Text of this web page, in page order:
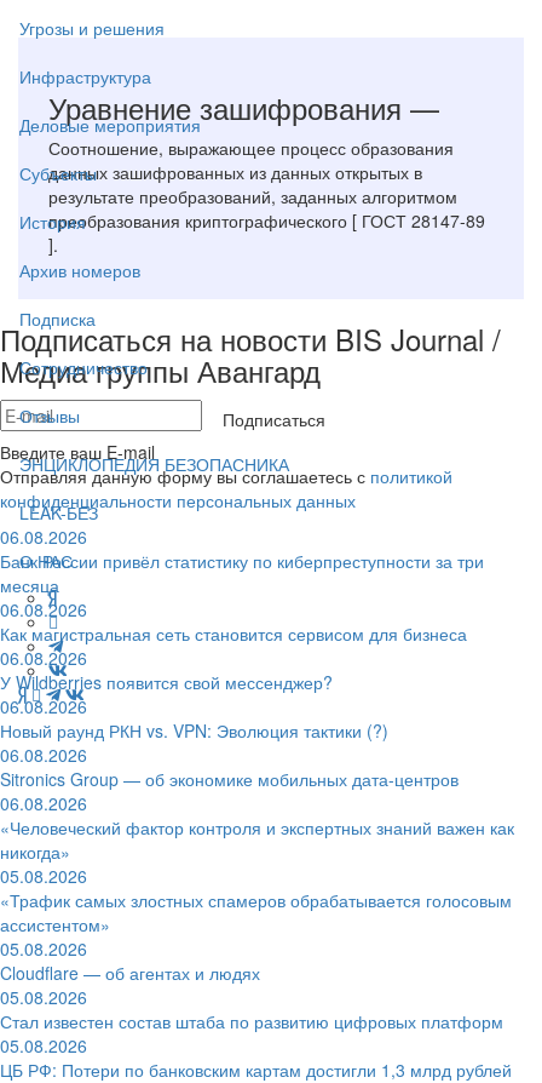
Угрозы и решения
Инфраструктура
Деловые мероприятия
Субъекты
История
Архив номеров
Подписка
Сотрудничество
Отзывы
ЭНЦИКЛОПЕДИЯ БЕЗОПАСНИКА
LEAK-БЕЗ
О НАС
Уравнение зашифрования —
Соотношение, выражающее процесс образования
данных зашифрованных из данных открытых в
результате преобразований, заданных алгоритмом
преобразования криптографического [ ГОСТ 28147-89
].
Подписаться на новости BIS Journal /
Медиа группы Авангард
Подписаться
Введите ваш E-mail
Отправляя данную форму вы соглашаетесь с политикой
конфиденциальности персональных данных
06.08.2026
Банк России привёл статистику по киберпреступности за три
месяца
06.08.2026
Как магистральная сеть становится сервисом для бизнеса
06.08.2026
У Wildberries появится свой мессенджер?
06.08.2026
Новый раунд РКН vs. VPN: Эволюция тактики (?)
06.08.2026
Sitronics Group — об экономике мобильных дата-центров
06.08.2026
«Человеческий фактор контроля и экспертных знаний важен как
никогда»
05.08.2026
«Трафик самых злостных спамеров обрабатывается голосовым
ассистентом»
05.08.2026
Cloudflare — об агентах и людях
05.08.2026
Стал известен состав штаба по развитию цифровых платформ
05.08.2026
ЦБ РФ: Потери по банковским картам достигли 1,3 млрд рублей